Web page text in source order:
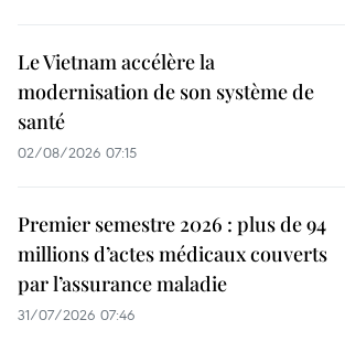
Le Vietnam accélère la
modernisation de son système de
santé
02/08/2026 07:15
Premier semestre 2026 : plus de 94
millions d’actes médicaux couverts
par l’assurance maladie
31/07/2026 07:46